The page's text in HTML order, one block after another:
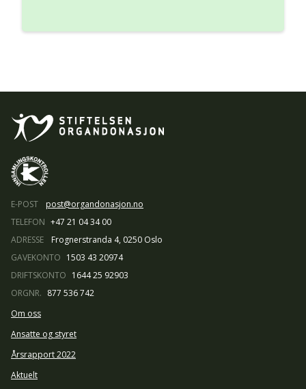
E-POST
post@organdonasjon.no
TELEFON +47 21 04 34 00
ADRESSE
Frognerstranda 4, 0250 Oslo
GAVEKONTO 1503 43 20974
DRIFTSKONTO 1644 25 92903
ORGNR. 877 536 742
Om oss
Ansatte og styret
Årsrapport 2022
Aktuelt